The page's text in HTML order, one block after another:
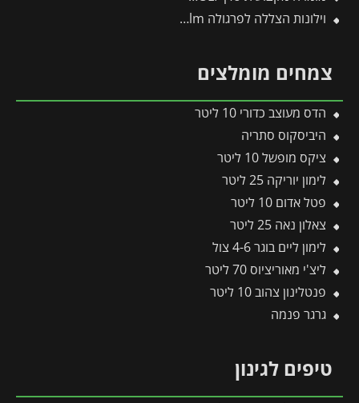
וילונות הצללה לפרגולה 3.4X5.9 Stockholm מבית פלרם – Canopia
צמחים מומלצים
הדס מעוצב כדורי 10 ליטר
היביסקוס סתריה
ציקס מופשל 10 ליטר
לימון יוריקה 25 ליטר
פטל אדום 10 ליטר
צאלון נאה 25 ליטר
לימון ליים בוגר 4-6 צול
ליצ'י מאוריציוס 70 ליטר
פנטלינון צהוב 10 ליטר
גרגר פנמה
טיפים לגינון